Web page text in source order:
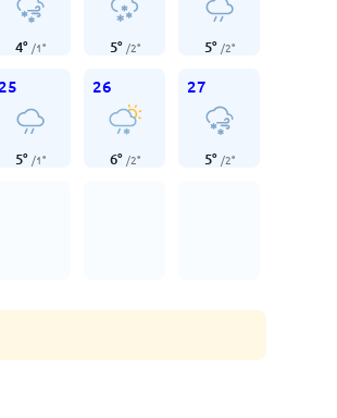
4° /1° 5° /2° 5° /2°
5° /1°
26
6° /2°
27
5° /2°